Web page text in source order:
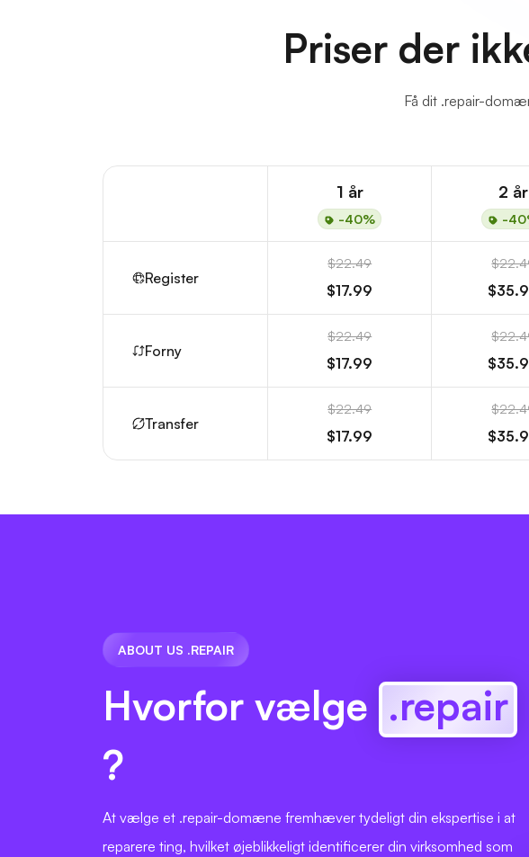
Priser der
Få dit .repair-
1 år
-40%
2 år
-
Register
$22.49
$17.99
Forny
$22.49
$17.99
Transfer
$22.49
$17.99
ABOUT US .REPAIR
Hvorfor vælge .repair
?
At vælge et .repair-domæne fremhæver tydeligt din ekspertise i at
reparere ting, hvilket øjeblikkeligt identificerer din virksomhed som